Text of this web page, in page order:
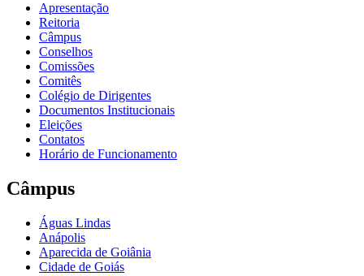
Apresentação
Reitoria
Câmpus
Conselhos
Comissões
Comitês
Colégio de Dirigentes
Documentos Institucionais
Eleições
Contatos
Horário de Funcionamento
Câmpus
Águas Lindas
Anápolis
Aparecida de Goiânia
Cidade de Goiás